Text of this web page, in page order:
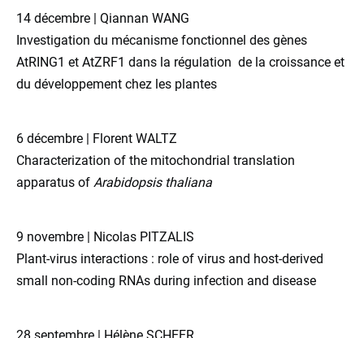
14 décembre | Qiannan WANG
Investigation du mécanisme fonctionnel des gènes
AtRING1 et AtZRF1 dans la régulation de la croissance et
du développement chez les plantes
6 décembre | Florent WALTZ
Characterization of the mitochondrial translation
apparatus of Arabidopsis thaliana
9 novembre | Nicolas PITZALIS
Plant-virus interactions : role of virus and host-derived
small non-coding RNAs during infection and disease